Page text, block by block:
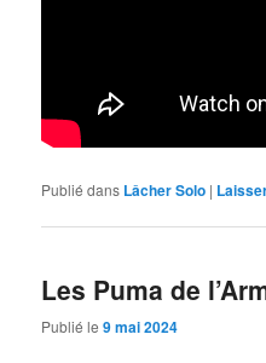
Publié dans Lâcher Solo |
Les Puma de
Publié le9 mai 2024